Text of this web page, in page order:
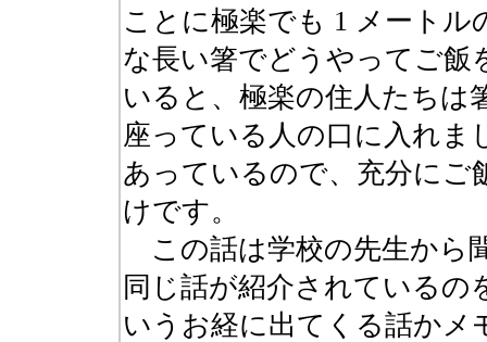
ことに極楽でも 1 メート
な長い箸でどうやってご飯
いると、極楽の住人たちは
座っている人の口に入れま
あっているので、充分にご
けです。
この話は学校の先生から
同じ話が紹介されている
いうお経に出てくる話かメ